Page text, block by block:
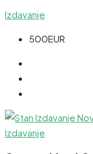
Izdavanje
500EUR
Izdavanje